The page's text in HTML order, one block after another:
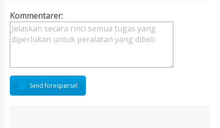
Kommentarer:
Send forespørsel